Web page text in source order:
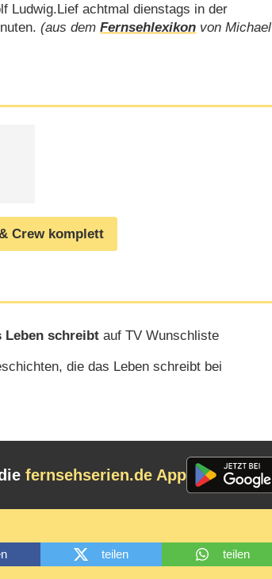
Ludwig.Lief achtmal dienstags in der
(aus demFernsehlexikon von Michael
Crew komplett
Leben schreibt auf TV Wunschliste
die das Leben schreibt bei
fernsehserien.de App
teilen teilen